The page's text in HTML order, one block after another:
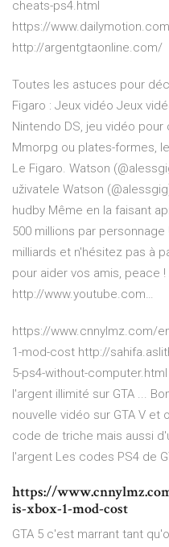
cheats-ps4.html
https://
http://argentgtaonline.com/
Toutes les astuces pour
Figaro : Jeux vidéo Jeux
Nintendo DS, jeu vidéo
Mmorpg ou plates-formes,
Le Figaro. Watson
uživatele Watson
hudby Même en la faisant
500 millions par
milliards et n'hésitez pas à
pour aider vos amis, peace !
http://www.youtube.com…
https://www.cnnylmz.com/
1-mod-cost http://
5-ps4-without-
l'argent illimité sur GTA ...
nouvelle vidéo sur GTA V
code de triche mais aussi
l'argent Les codes PS4 de
https://
is-xbox-1-mod-cost
GTA 5 c'est marrant tant